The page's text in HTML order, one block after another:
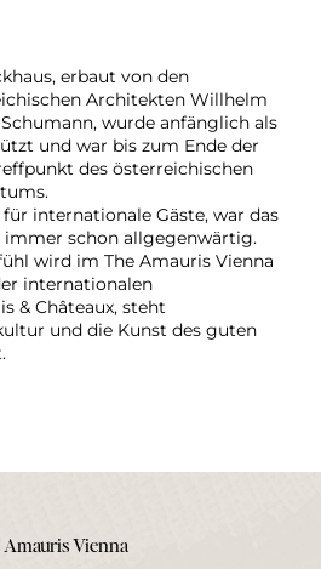
erbaut von den
Architekten Willhelm
wurde anfänglich als
und war bis zum Ende der
des österreichischen
internationale Gäste, war das
schon allgegenwärtig.
wird im The Amauris Vienna
internationalen
& Châteaux, steht
und die Kunst des guten
Amauris Vienna